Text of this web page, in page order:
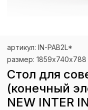
артикул: IN-PAB2L*
размер: 1859х740х788
Стол для
(конечный
NEW INTER